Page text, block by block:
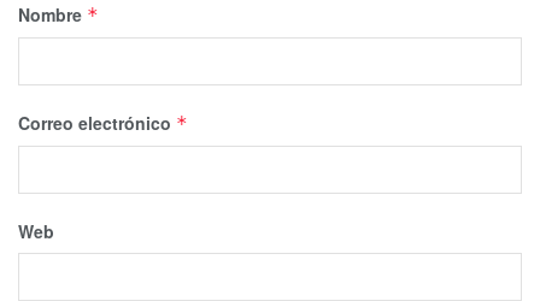
Nombre *
Correo electrónico *
Web